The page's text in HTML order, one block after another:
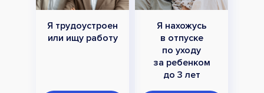
Я трудоустроен
или ищу работу
Я нахожусь
в отпуске
по уходу
за ребенком
до 3 лет